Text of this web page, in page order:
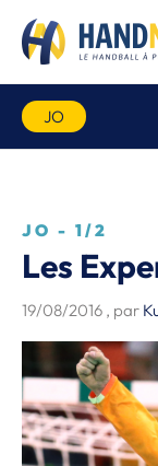
JO
JO - 1/2
Les
19/08/2016 , par